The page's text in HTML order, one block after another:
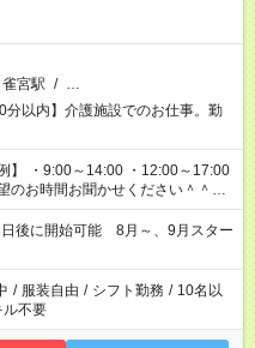
雀宮駅 / …
分以内】介護施設でのお仕事。勤
】 ・9:00～14:00 ・12:00～17:00
のお時間お聞かせください＾＾
「子どもの迎えに行きたい」
など、ご希望があれば教えてく
勤務時間が 合計で週40時間を超
後に開始可能 8月～、9月スター
/ 服装自由 / シフト勤務 / 10名以
ル不要